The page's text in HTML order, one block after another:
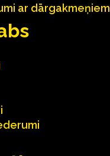
ar dārgakmeņiem